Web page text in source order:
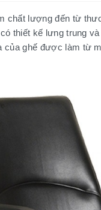
chất lượng đến từ
thiết kế lưng trung
ghế được làm từ